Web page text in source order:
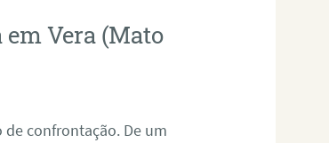
Vera (Mato
confrontação. De um